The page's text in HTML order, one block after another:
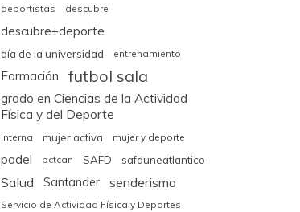
deportistas descubre
descubre+deporte
día de la universidad entrenamiento
Formación futbol sala
grado en Ciencias de la Actividad
Física y del Deporte
interna mujer activa mujer y deporte
padel pctcan SAFD safduneatlantico
Salud Santander senderismo
Servicio de Actividad Física y Deportes